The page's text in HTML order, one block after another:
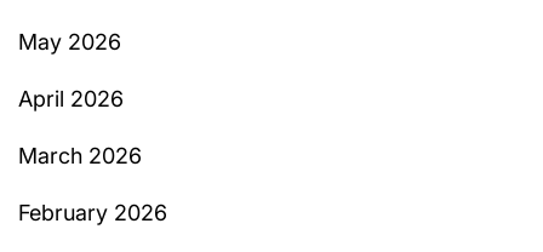
May 2026
April 2026
March 2026
February 2026